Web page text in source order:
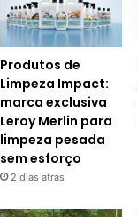
Produtos de
Limpeza Impact:
marca exclusiva
Leroy Merlin para
limpeza pesada
sem esforço
2 dias atrás